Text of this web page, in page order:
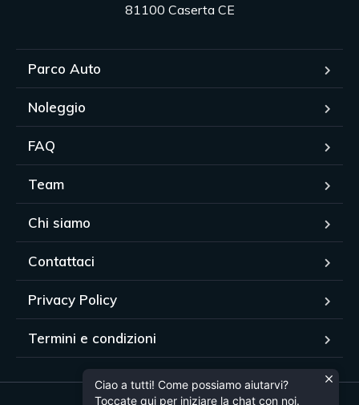
81100 Caserta CE
Parco Auto
Noleggio
FAQ
Team
Chi siamo
Contattaci
Privacy Policy
Termini e condizioni
Ciao a tutti! Come possiamo aiutarvi?
Toccate qui per iniziare la chat con noi.